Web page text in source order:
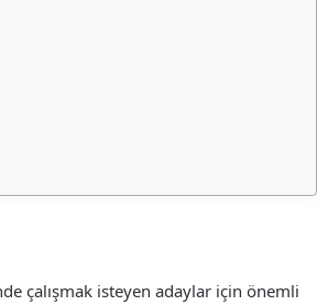
çalışmak isteyen adaylar için önemli